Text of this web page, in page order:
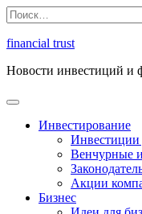
Перейти
к
содержимому
Найти:
financial trust
Новости инвестиций и
Инвестирование
Венчурные
Акции
Бизнес